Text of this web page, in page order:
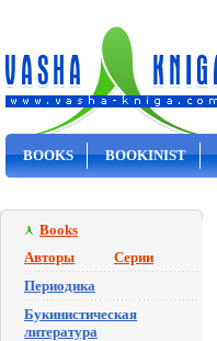
BOOKS BOOKINIST
Books
Авторы
Серии
Периодика
Букинистическая
литература